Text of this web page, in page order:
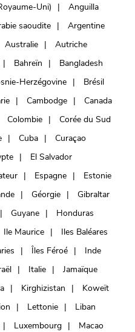
Uni)
Anguilla
saoudite
Argentine
Australie
Autriche
Bahreïn
Bangladesh
Herzégovine
Brésil
Cambodge
Canada
Colombie
Corée du Sud
Cuba
Curaçao
El Salvador
Espagne
Estonie
Géorgie
Gibraltar
Guyane
Honduras
Ile Maurice
Iles Baléares
Îles Féroé
Inde
Italie
Jamaïque
Kirghizistan
Koweït
Lettonie
Liban
Luxembourg
Macao